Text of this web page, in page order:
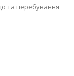
та перебування